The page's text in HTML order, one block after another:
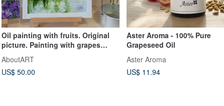
Oil painting with fruits. Original
picture. Painting with grapes
AboutART
US$ 50.00
Aster Aroma - 100% Pure
Grapeseed Oil
Aster Aroma
US$ 11.94